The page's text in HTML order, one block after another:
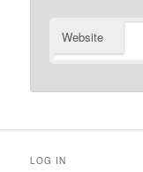
Website
LOG IN